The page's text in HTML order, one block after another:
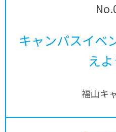
キャンパスイベ
えよ
福山キ